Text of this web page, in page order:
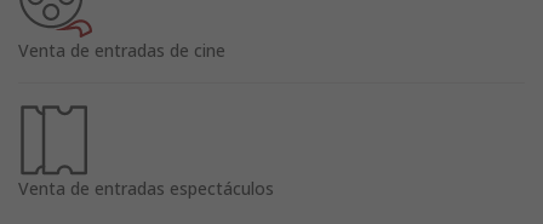
Venta de entradas de cine
Venta de entradas espectáculos